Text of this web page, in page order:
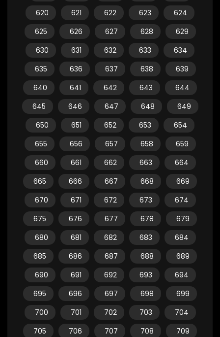
620
621 622 623
624
625
626 627 628
629
630
631 632 633
634
635
636 637 638
639
640
641 642 643
644
645
646 647 648
649
650
651 652 653
654
655
656 657 658
659
660
661 662 663
664
665
666 667 668
669
670
671 672 673
674
675
676 677 678
679
680
681 682 683
684
685
686 687 688
689
690
691 692 693
694
695
696 697 698
699
700
701 702 703
704
705
706 707 708
709